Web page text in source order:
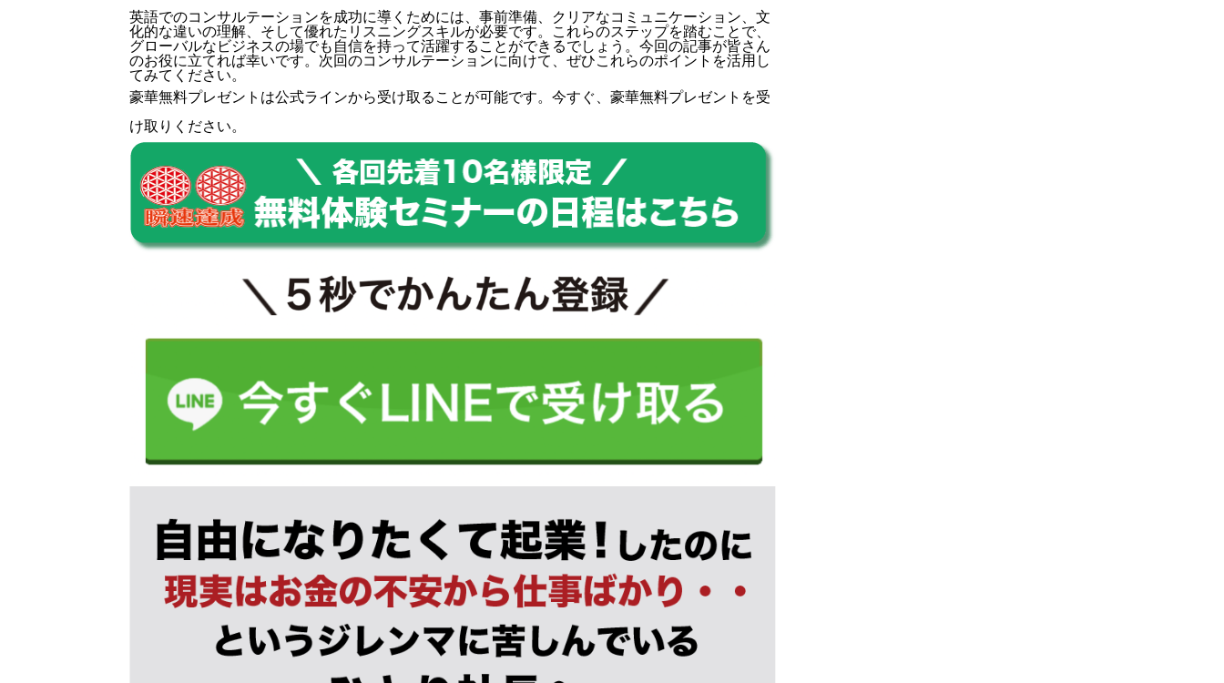
英語でのコンサルテーションを成功に導くためには、事前準備、クリアなコミュニケーション、文
化的な違いの理解、そして優れたリスニングスキルが必要です。これらのステップを踏むことで、
グローバルなビジネスの場でも自信を持って活躍することができるでしょう。今回の記事が皆さん
のお役に立てれば幸いです。次回のコンサルテーションに向けて、ぜひこれらのポイントを活用し
てみてください。
豪華無料プレゼントは公式ラインから受け取ることが可能です。今すぐ、豪華無料プレゼントを受
け取りください。